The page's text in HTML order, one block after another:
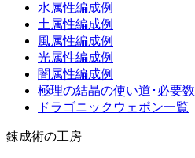
水属性編成例
土属性編成例
風属性編成例
光属性編成例
闇属性編成例
極理の結晶の使い道･必要数
ドラゴニックウェポン一覧
錬成術の工房